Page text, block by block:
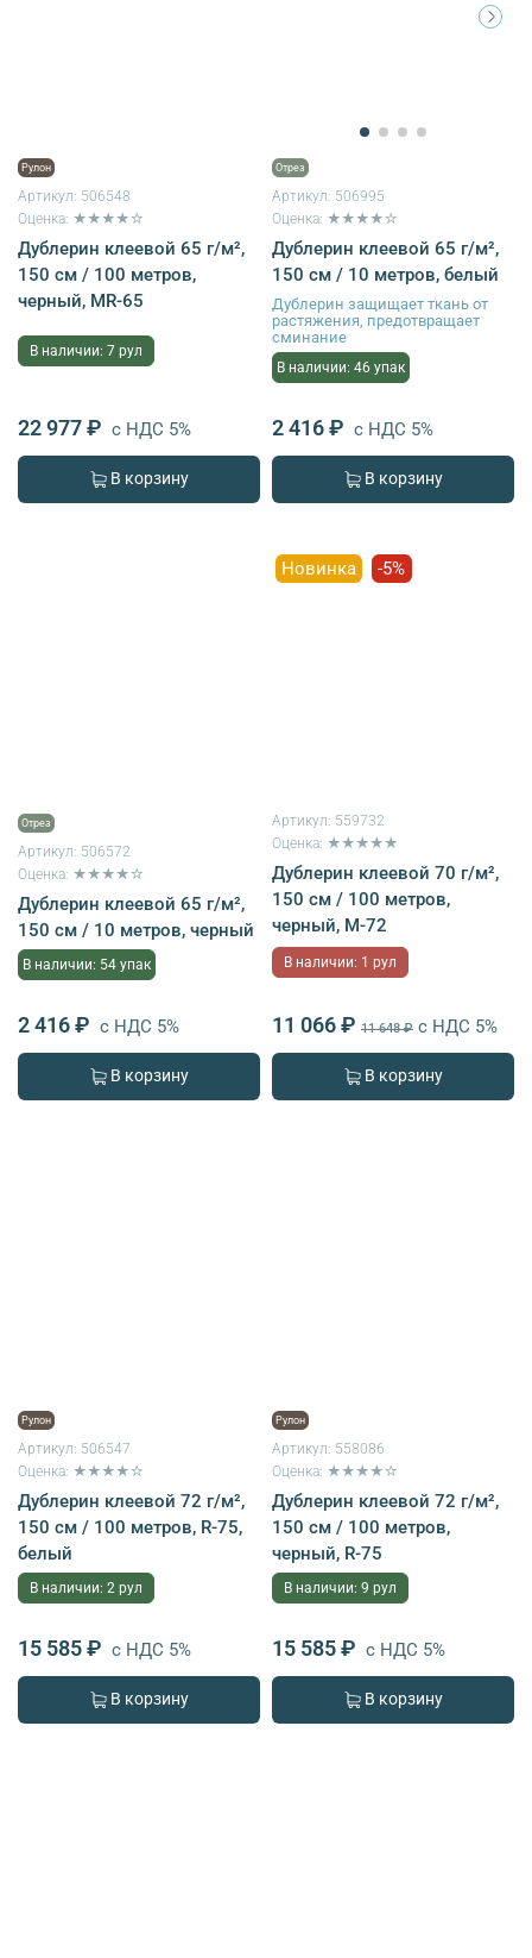
Рулон
Артикул: 506548
Оценка: ★★★★☆
Дублерин клеевой 65 г/м²,
150 см / 100 метров,
черный, MR-65
В наличии: 7 рул
22 977 ₽ с НДС 5%
В корзину
Отрез
Артикул: 506995
Оценка: ★★★★☆
Дублерин клеевой 65 г/м²,
150 см / 10 метров, белый
Дублерин защищает ткань от
растяжения, предотвращает
сминание
В наличии: 46 упак
2 416 ₽ с НДС 5%
В корзину
Отрез
Артикул: 506572
Оценка: ★★★★☆
Дублерин клеевой 65 г/м²,
150 см / 10 метров, черный
В наличии: 54 упак
2 416 ₽ с НДС 5%
В корзину
Новинка -5%
Артикул: 559732
Оценка: ★★★★★
Дублерин клеевой 70 г/м²,
150 см / 100 метров,
черный, M-72
В наличии: 1 рул
11 066 ₽ 11 648 ₽ с НДС 5%
В корзину
Рулон
Артикул: 506547
Оценка: ★★★★☆
Дублерин клеевой 72 г/м²,
150 см / 100 метров, R-75,
белый
В наличии: 2 рул
15 585 ₽ с НДС 5%
В корзину
Рулон
Артикул: 558086
Оценка: ★★★★☆
Дублерин клеевой 72 г/м²,
150 см / 100 метров,
черный, R-75
В наличии: 9 рул
15 585 ₽ с НДС 5%
В корзину